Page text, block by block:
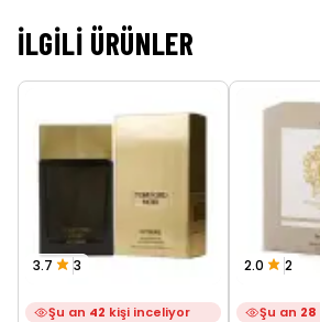
İLGILI ÜRÜNLER
3.7 3
Şu an 42 kişi inceliyor
2.0 2
Şu an 28